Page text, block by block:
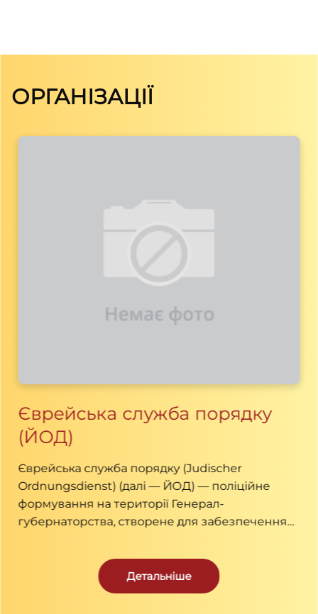
ОРГАНІЗАЦІЇ
Єврейська cлужба порядку
(ЙОД)
Єврейська служба порядку (Judischer
Ordnungsdienst) (далі — ЙОД) — поліційне
формування на території Генерал-
губернаторства, створене для забезпечення
окупаційних влад та підтримання порядку в
єврейських житлових дільницях.
Детальніше